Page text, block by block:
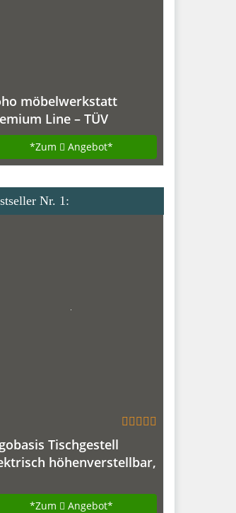
möbelwerkstatt
Line – TÜV
elektrisch
in Silber mit
Memory-
*Zum Angebot*
Nr. 1:
Tischgestell
höhenverstellbar,
*Zum Angebot*